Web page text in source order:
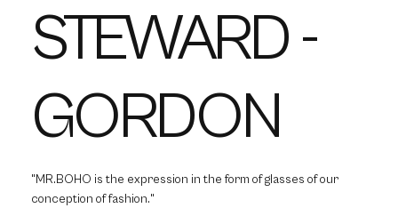
STEWARD -
GORDON
"MR.BOHO is the expression in the form of glasses of our
conception of fashion."